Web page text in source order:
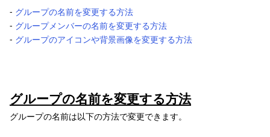
- グループの名前を変更する方法
- グループメンバーの名前を変更する方法
- グループのアイコンや背景画像を変更する方法
グループの名前を変更する方法
グループの名前は以下の方法で変更できます。